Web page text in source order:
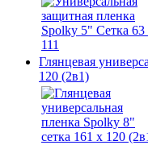
Глянцевая
120 (2в1)